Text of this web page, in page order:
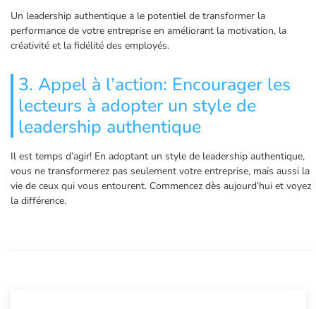
Un leadership authentique a le potentiel de transformer la
performance de votre entreprise en améliorant la motivation, la
créativité et la fidélité des employés.
3. Appel à l’action: Encourager les
lecteurs à adopter un style de
leadership authentique
Il est temps d’agir! En adoptant un style de leadership authentique,
vous ne transformerez pas seulement votre entreprise, mais aussi la
vie de ceux qui vous entourent. Commencez dès aujourd’hui et voyez
la différence.